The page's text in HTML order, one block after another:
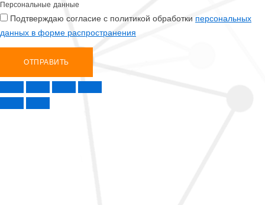
Персональные данные
Подтверждаю согласие с политикой обработки персональных
данных в форме распространения
ОТПРАВИТЬ